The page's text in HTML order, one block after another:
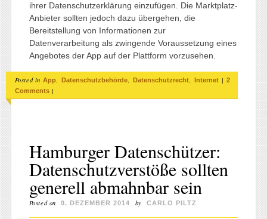
ihrer Datenschutzerklärung einzufügen. Die Marktplatz-
Anbieter sollten jedoch dazu übergehen, die
Bereitstellung von Informationen zur
Datenverarbeitung als zwingende Voraussetzung eines
Angebotes der App auf der Plattform vorzusehen.
Posted in App, Datenschutzbehörde, Datenschutzrecht, Internet | 2
Comments |
Hamburger Datenschützer:
Datenschutzverstöße sollten
generell abmahnbar sein
Posted on 9. DEZEMBER 2014 by CARLO PILTZ